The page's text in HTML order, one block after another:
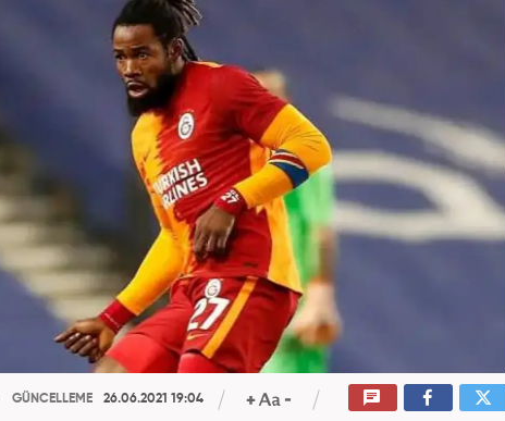
GÜNCELLEME 26.06.2021 19:04